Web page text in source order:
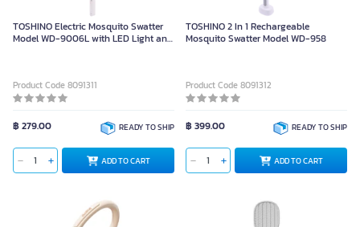
TOSHINO Electric Mosquito Swatter
Model WD-9006L with LED Light and
Product Code 8091311
฿ 279.00 READY TO SHIP
ADD TO CART
TOSHINO 2 In 1 Rechargeable
Mosquito Swatter Model WD-958
Product Code 8091312
฿ 399.00 READY TO SHIP
ADD TO CART